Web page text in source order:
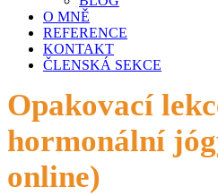
O MNĚ
REFERENCE
KONTAKT
ČLENSKÁ SEKCE
Opakovací
hormonální
online)